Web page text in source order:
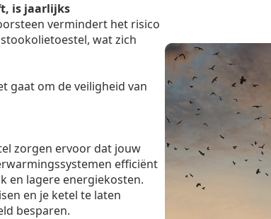
is jaarlijks
vermindert het risico
wat zich
gaat om de veiligheid van
zorgen ervoor dat jouw
efficiënt
en lagere energiekosten.
en je ketel te laten
besparen.